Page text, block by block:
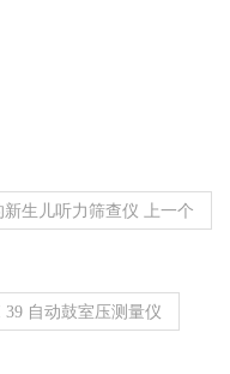
生儿听力筛查仪 上一个
自动鼓室压测量仪